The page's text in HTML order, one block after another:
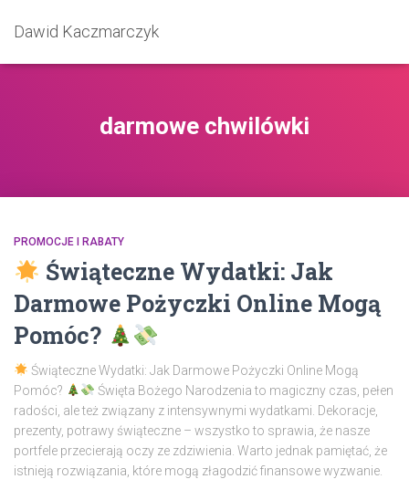
Dawid Kaczmarczyk
darmowe chwilówki
PROMOCJE I RABATY
Świąteczne Wydatki: Jak
Darmowe Pożyczki Online Mogą
Pomóc?
Świąteczne Wydatki: Jak Darmowe Pożyczki Online Mogą
Pomóc?
Święta Bożego Narodzenia to magiczny czas, pełen
radości, ale też związany z intensywnymi wydatkami. Dekoracje,
prezenty, potrawy świąteczne – wszystko to sprawia, że nasze
portfele przecierają oczy ze zdziwienia. Warto jednak pamiętać, że
istnieją rozwiązania, które mogą złagodzić finansowe wyzwanie.